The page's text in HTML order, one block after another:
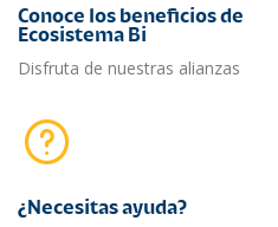
Conoce los beneficios de
Ecosistema Bi
Disfruta de nuestras alianzas
¿Necesitas ayuda?​